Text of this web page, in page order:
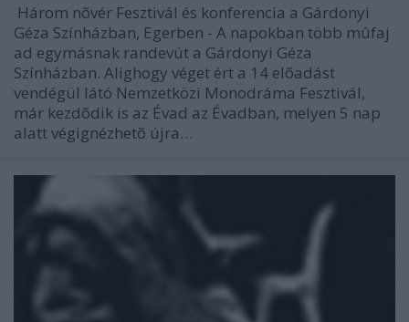
 Három nõvér Fesztivál és konferencia a Gárdonyi
Géza Színházban, Egerben - A napokban több mûfaj
ad egymásnak randevút a Gárdonyi Géza
Színházban. Alighogy véget ért a 14 elõadást
vendégül látó Nemzetközi Monodráma Fesztivál,
már kezdõdik is az Évad az Évadban, melyen 5 nap
alatt végignézhetõ újra…